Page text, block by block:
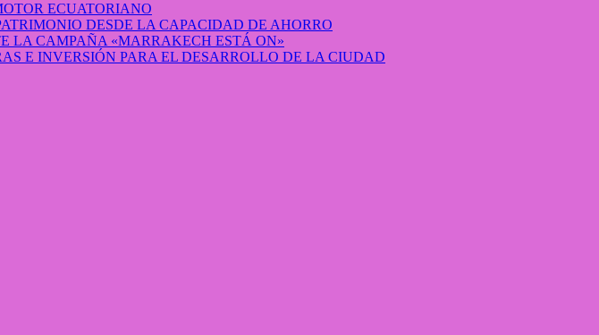
ECUATORIANO
DESDE LA CAPACIDAD DE AHORRO
LA CAMPAÑA «MARRAKECH ESTÁ ON»
E INVERSIÓN PARA EL DESARROLLO DE LA CIUDAD